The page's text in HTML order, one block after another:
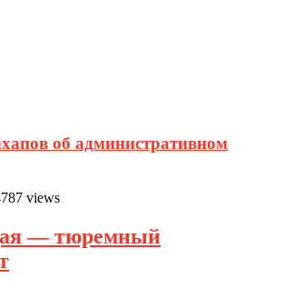
об административном
views
— тюремный